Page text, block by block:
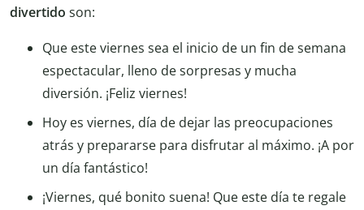
divertido son:
Que este viernes sea el inicio de un fin de semana
espectacular, lleno de sorpresas y mucha
diversión. ¡Feliz viernes!
Hoy es viernes, día de dejar las preocupaciones
atrás y prepararse para disfrutar al máximo. ¡A por
un día fantástico!
¡Viernes, qué bonito suena! Que este día te regale